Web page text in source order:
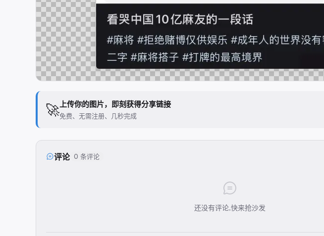
🚀上传你的图片，即刻获得分享链接
免费、无需注册、几秒完成
评论 0 条评论
还没有评论,快来抢沙发